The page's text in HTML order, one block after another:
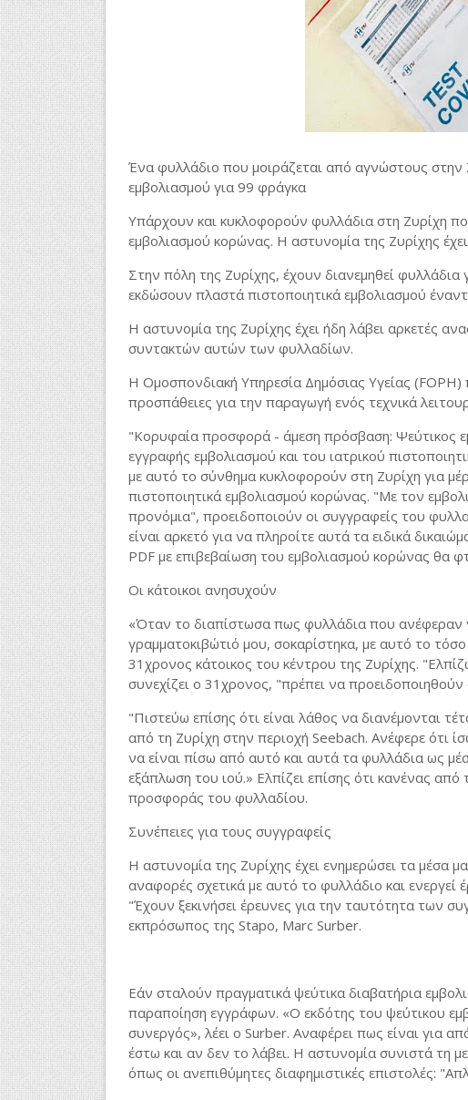
Ένα φυλλάδιο που μοιράζεται από αγνώστους στην
εμβολιασμού για 99 φράγκα
Υπάρχουν και κυκλοφορούν φυλλάδια στη Ζυρίχη
εμβολιασμού κορώνας. Η αστυνομία της Ζυρίχης έχει
Στην πόλη της Ζυρίχης, έχουν διανεμηθεί
εκδώσουν πλαστά πιστοποιητικά εμβολιασμού
Η αστυνομία της Ζυρίχης έχει ήδη λάβει αρκετές
συντακτών αυτών των φυλλαδίων.
Η Ομοσπονδιακή Υπηρεσία Δημόσιας Υγείας (FOPH)
προσπάθειες για την παραγωγή ενός τεχνικά
"Κορυφαία προσφορά - άμεση πρόσβαση: Ψεύτικος
εγγραφής εμβολιασμού και του ιατρικού
με αυτό το σύνθημα κυκλοφορούν στη Ζυρίχη για
πιστοποιητικά εμβολιασμού κορώνας. "Με τον
προνόμια", προειδοποιούν οι συγγραφείς του
είναι αρκετό για να πληροίτε αυτά τα ειδικά
PDF με επιβεβαίωση του εμβολιασμού κορώνας θα
Οι κάτοικοι ανησυχούν
«Όταν το διαπίστωσα πως φυλλάδια που ανέφεραν
γραμματοκιβώτιό μου, σοκαρίστηκα, με αυτό το
31χρονος κάτοικος του κέντρου της Ζυρίχης.
συνεχίζει ο 31χρονος, "πρέπει να
"Πιστεύω επίσης ότι είναι λάθος να διανέμονται
από τη Ζυρίχη στην περιοχή Seebach. Ανέφερε ότι
να είναι πίσω από αυτό και αυτά τα φυλλάδια ως
εξάπλωση του ιού.» Ελπίζει επίσης ότι κανένας
προσφοράς του φυλλαδίου.
Συνέπειες για τους συγγραφείς
Η αστυνομία της Ζυρίχης έχει ενημερώσει τα μέσα
αναφορές σχετικά με αυτό το φυλλάδιο και
"Έχουν ξεκινήσει έρευνες για την ταυτότητα των
εκπρόσωπος της Stapo, Marc Surber.
Εάν σταλούν πραγματικά ψεύτικα διαβατήρια
παραποίηση εγγράφων. «Ο εκδότης του ψεύτικου
συνεργός», λέει ο Surber. Αναφέρει πως είναι για
έστω και αν δεν το λάβει. Η αστυνομία συνιστά τη
όπως οι ανεπιθύμητες διαφημιστικές επιστολές: